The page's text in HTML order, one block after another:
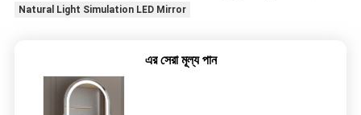
อ้าง
SITEMAP
Natural Light Simulation LED Mirror
এর সেরা মূল্য পান